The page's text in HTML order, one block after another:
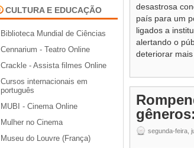
CULTURA E EDUCAÇÃO
Biblioteca Mundial de Ciências
Cennarium - Teatro Online
Crackle - Assista filmes Online
Cursos internacionais em
português
MUBI - Cinema Online
Mulher no Cinema
Museu do Louvre (França)
desastrosa
país para um
ligados a
alertando o
deteriorar mais
segunda-feira,